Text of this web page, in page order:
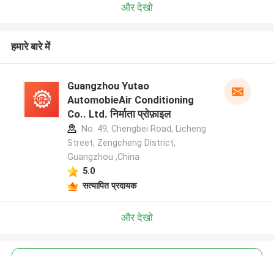
और देखो
हमारे बारे में
Guangzhou Yutao
AutomobieAir Conditioning
Co.. Ltd. निर्माता प्रोफ़ाइल
No. 49, Chengbei Road, Licheng
Street, Zengcheng District,
Guangzhou ,China
5.0
सत्यापित प्रदायक
और देखो